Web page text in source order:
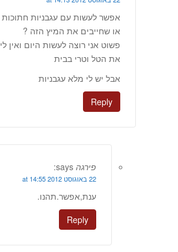
אפשר לעשות עם עגבניות חתוכות
או שחייבים את המיץ הזה ?
פשוט אני רוצה לעשות היום ואין לי
את הטל וטרי בבית
אבל יש לי מלא עגבניות
Reply
פירגה says:
22 באוגוסט 2012 at 14:55
ענת,אפשר.תהנו.
Reply